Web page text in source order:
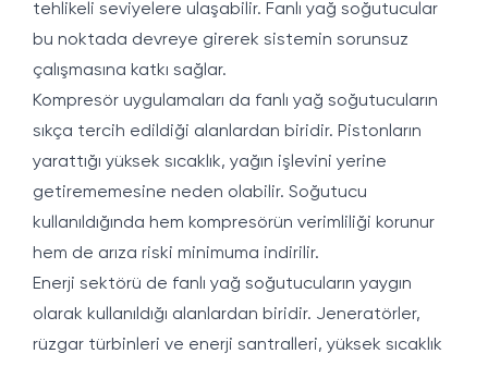
tehlikeli seviyelere ulaşabilir. Fanlı yağ soğutucular
bu noktada devreye girerek sistemin sorunsuz
çalışmasına katkı sağlar.
Kompresör uygulamaları da fanlı yağ soğutucuların
sıkça tercih edildiği alanlardan biridir. Pistonların
yarattığı yüksek sıcaklık, yağın işlevini yerine
getirememesine neden olabilir. Soğutucu
kullanıldığında hem kompresörün verimliliği korunur
hem de arıza riski minimuma indirilir.
Enerji sektörü de fanlı yağ soğutucuların yaygın
olarak kullanıldığı alanlardan biridir. Jeneratörler,
rüzgar türbinleri ve enerji santralleri, yüksek sıcaklık